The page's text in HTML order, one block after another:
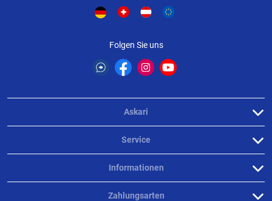
Folgen Sie uns
Askari
Service
Informationen
Zahlungsarten